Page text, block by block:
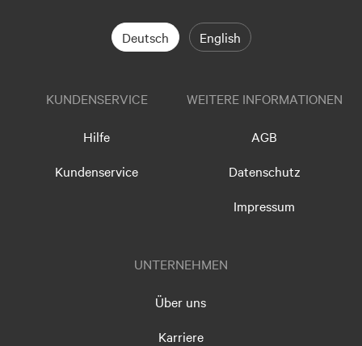
Deutsch English
KUNDENSERVICE
Hilfe
Kundenservice
WEITERE INFORMATIONEN
AGB
Datenschutz
Impressum
UNTERNEHMEN
Über uns
Karriere